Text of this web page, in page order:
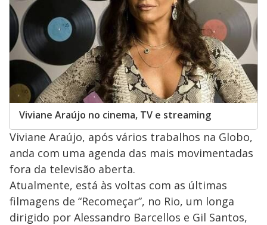
Viviane Araújo no cinema, TV e streaming
Viviane Araújo, após vários trabalhos na Globo,
anda com uma agenda das mais movimentadas
fora da televisão aberta.
Atualmente, está às voltas com as últimas
filmagens de “Recomeçar”, no Rio, um longa
dirigido por Alessandro Barcellos e Gil Santos,